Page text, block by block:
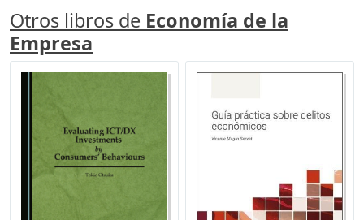
Otros libros de Economía de la
Empresa